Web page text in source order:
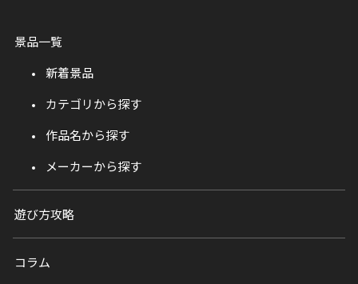
景品一覧
新着景品
カテゴリから探す
作品名から探す
メーカーから探す
遊び方攻略
コラム